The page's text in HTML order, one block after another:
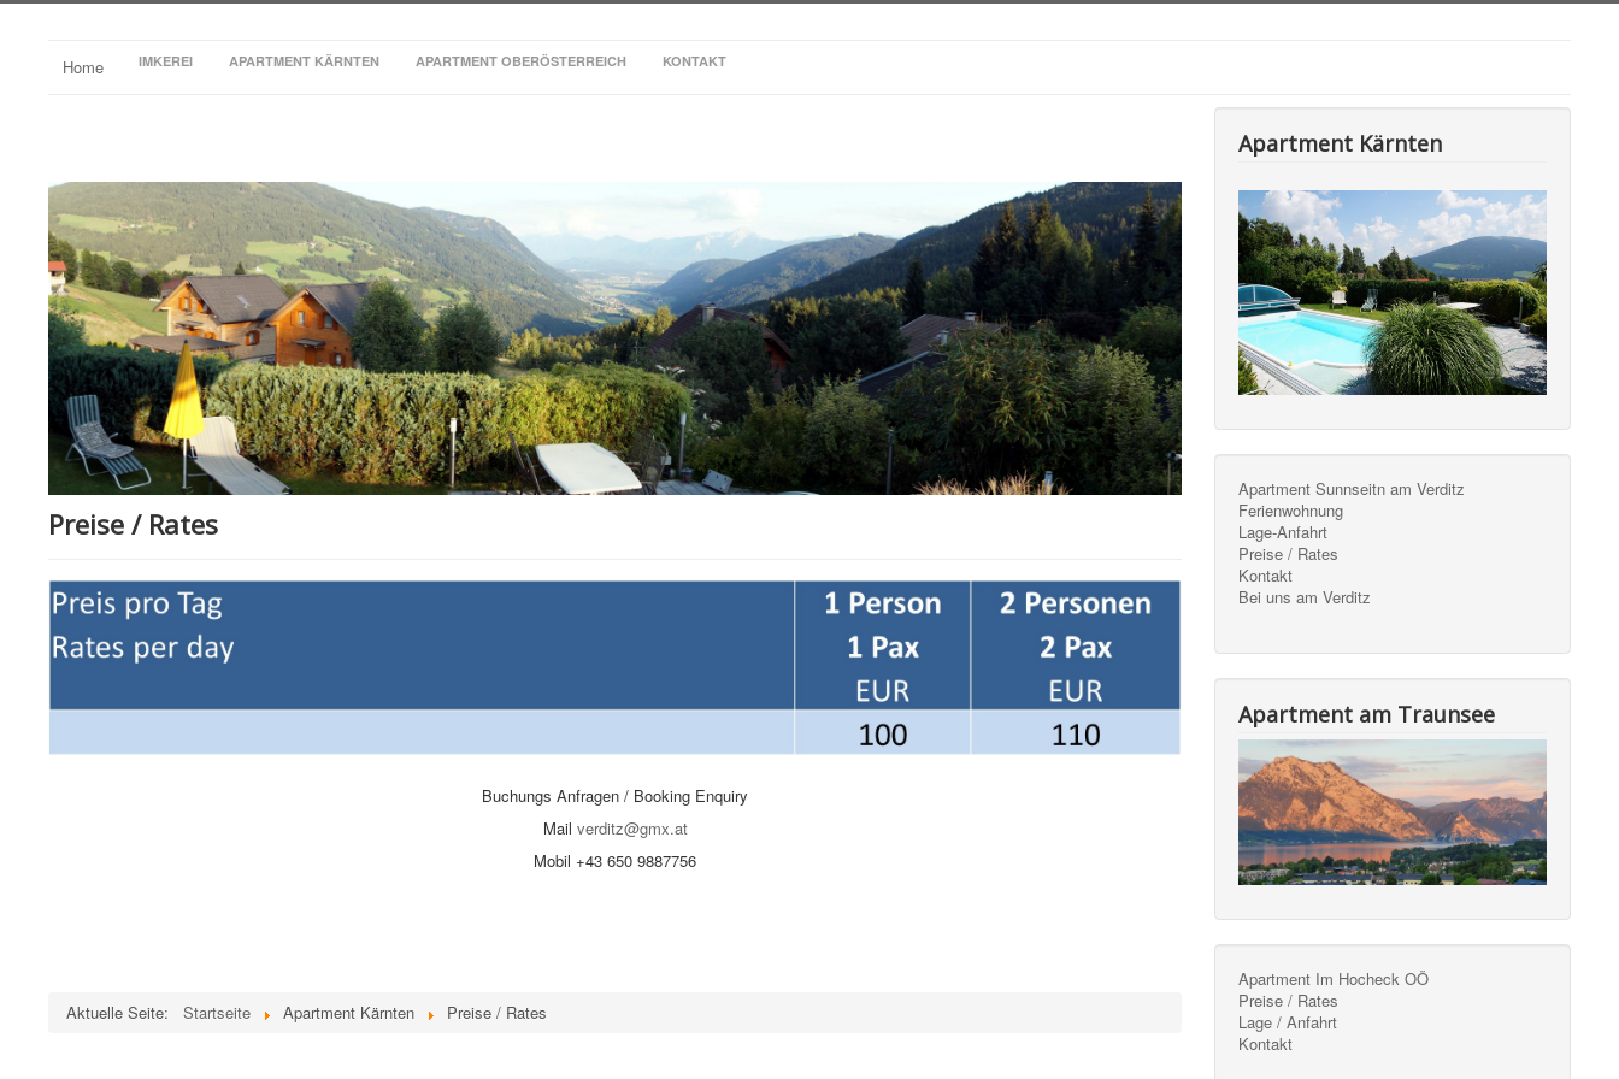
Home IMKEREI APARTMENT KÄRNTEN APARTMENT OBERÖSTERREICH KONTAKT
Preise / Rates
Buchungs Anfragen / Booking Enquiry
Mail verditz@gmx.at
Mobil +43 650 9887756
Aktuelle Seite: Startseite Apartment Kärnten Preise / Rates
Apartment Kärnten
Apartment Sunnseitn am Verditz
Ferienwohnung
Lage-Anfahrt
Preise / Rates
Kontakt
Bei uns am Verditz
Apartment am Traunsee
Apartment Im Hocheck OÖ
Preise / Rates
Lage / Anfahrt
Kontakt